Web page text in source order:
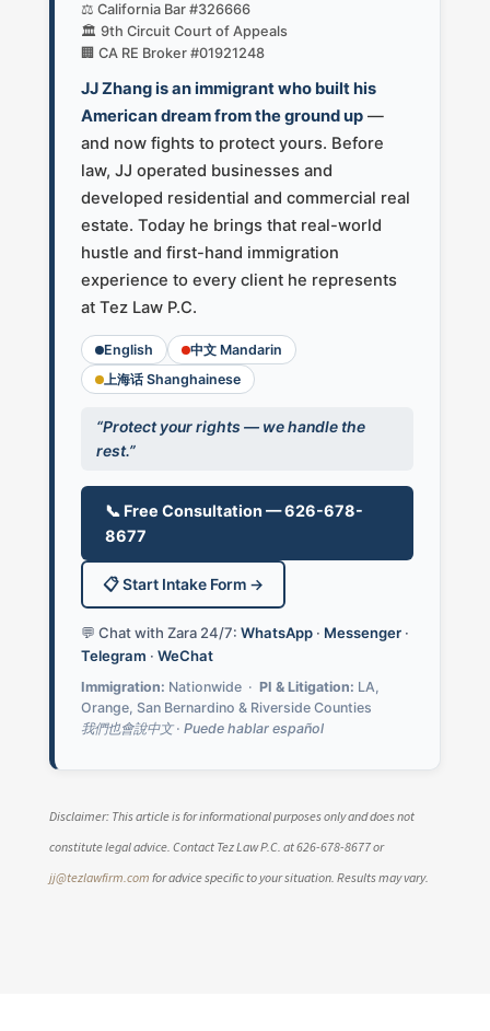
⚖️ California Bar #326666
🏛️ 9th Circuit Court of Appeals
🏢 CA RE Broker #01921248
JJ Zhang is an immigrant who built his
American dream from the ground up—
and now fights to protect yours. Before
law, JJ operated businesses and
developed residential and commercial real
estate. Today he brings that real-world
hustle and first-hand immigration
experience to every client he represents
at Tez Law P.C.
English
中文 Mandarin
上海话 Shanghainese
“Protect your rights — we handle the
rest.”
📞 Free Consultation — 626-678-
8677
📋 Start Intake Form →
💬 Chat with Zara 24/7: WhatsApp· Messenger·
Telegram · WeChat
Immigration: Nationwide · PI & Litigation: LA,
Orange, San Bernardino & Riverside Counties
我們也會說中文 · Puede hablar español
Disclaimer: This article is for informational purposes only and does not
constitute legal advice. Contact Tez Law P.C. at 626-678-8677 or
jj@tezlawfirm.com for advice specific to your situation. Results may vary.